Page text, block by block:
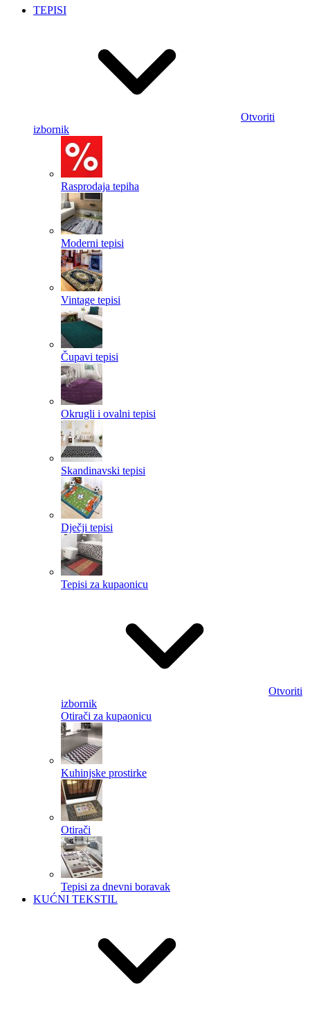
TEPISI
Otvoriti
izbornik
Rasprodaja tepiha
Moderni tepisi
Vintage tepisi
Čupavi tepisi
Okrugli i ovalni tepisi
Skandinavski tepisi
Dječji tepisi
Tepisi za kupaonicu
Otvoriti
izbornik
Otirači za kupaonicu
Kuhinjske prostirke
Otirači
Tepisi za dnevni boravak
KUĆNI TEKSTIL